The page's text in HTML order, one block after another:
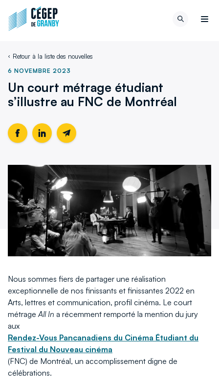
Aller au contenu
d'accueil
du
Retour à la liste des nouvelles
Un court métrage étudiant
s’illustre au FNC de Montréal
6 NOVEMBRE 2023
Partager
Facebook
Ce
une
nouvelle
fenêtre
Partager
sur
LinkedIn
Ce
dans
une
nouvelle
fenêtre
Partager
par
email
Nous sommes fiers de partager une réalisation
exceptionnelle de nos finissants et finissantes 2022 en
Arts, lettres et communication, profil cinéma. Le court
métrageAll In a récemment remporté la mention du jury
aux
Rendez-Vous Pancanadiens du Cinéma Étudiant du
Festival du Nouveau cinéma
(FNC) de Montréal, un accomplissement digne de
célébrations.